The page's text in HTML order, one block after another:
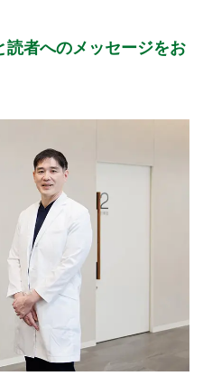
読者へのメッセージをお